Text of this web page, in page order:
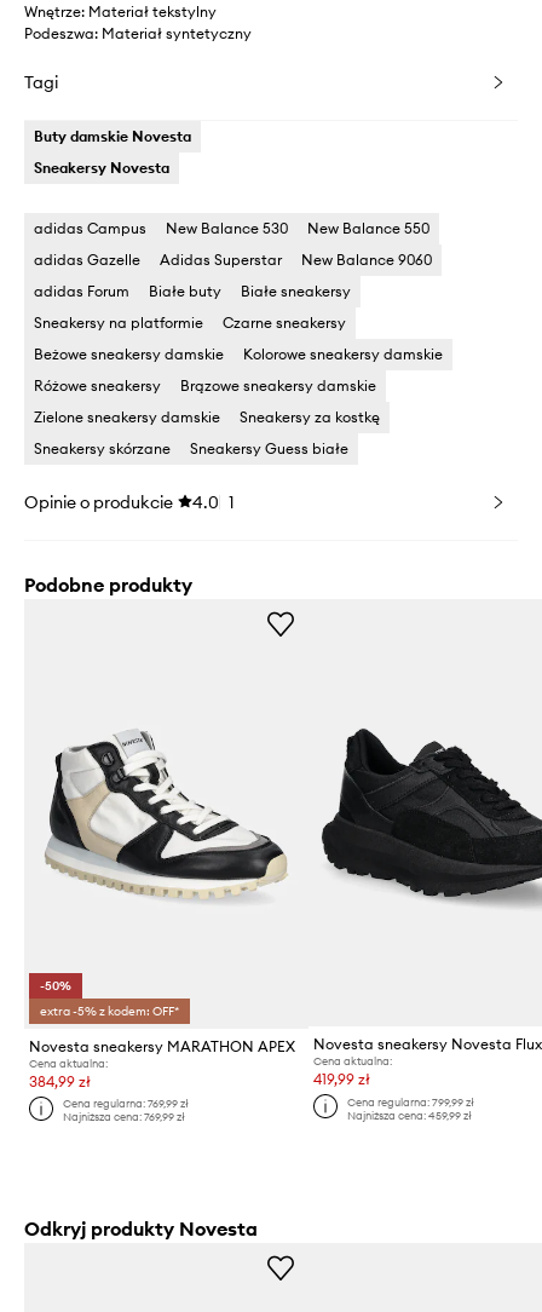
Wnętrze: Materiał tekstylny
Podeszwa: Materiał syntetyczny
Tagi
Buty damskie Novesta
Sneakersy Novesta
adidas Campus New Balance 530
New Balance 550
adidas Gazelle
Adidas Superstar
New Balance 9060
adidas Forum
Białe buty
Białe sneakersy
Sneakersy na platformie
Czarne sneakersy
Beżowe sneakersy damskie
Kolorowe sneakersy damskie
Różowe sneakersy
Brązowe sneakersy damskie
Zielone sneakersy damskie
Sneakersy za kostkę
Sneakersy skórzane
Sneakersy Guess białe
Opinie o produkcie 4.0 1
Podobne produkty
-50%
extra -5% z kodem: OFF*
Novesta sneakersy MARATHON APEX
Cena aktualna:
384,99 zł
Cena regularna:769,99 zł
Najniższa cena:769,99 zł
Novesta sneakersy Novesta Flux
Cena aktualna:
419,99 zł
Cena regularna: 799,99 zł
Najniższa cena: 459,99 zł
Odkryj produkty Novesta